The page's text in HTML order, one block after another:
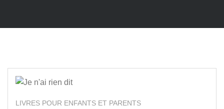
LIVRES POUR ENFANTS ET PARENTS